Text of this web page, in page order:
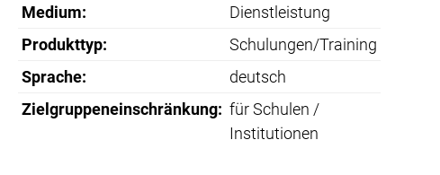
Medium:
Dienstleistung
Produkttyp:
Schulungen/Training
Sprache:
deutsch
Zielgruppeneinschränkung: für Schulen /
Institutionen